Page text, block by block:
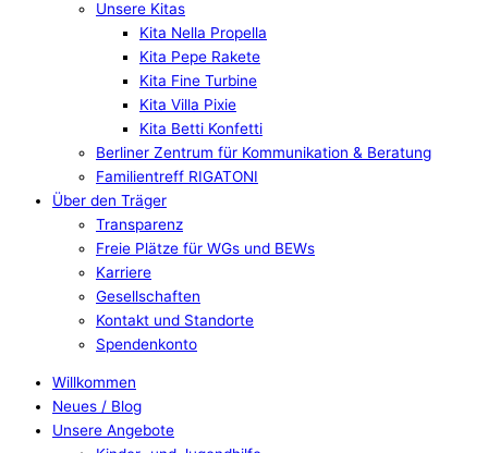
Unsere Kitas
Kita Nella Propella
Kita Pepe Rakete
Kita Fine Turbine
Kita Villa Pixie
Kita Betti Konfetti
Berliner Zentrum für Kommunikation & Beratung
Familientreff RIGATONI
Über den Träger
Transparenz
Freie Plätze für WGs und BEWs
Karriere
Gesellschaften
Kontakt und Standorte
Spendenkonto
Willkommen
Neues / Blog
Unsere Angebote